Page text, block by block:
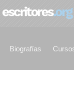
Biografías